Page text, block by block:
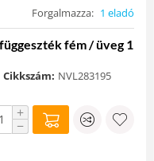
Forgalmazza: 1 eladó
fém / üveg 1
Cikkszám: NVL283195
+
−